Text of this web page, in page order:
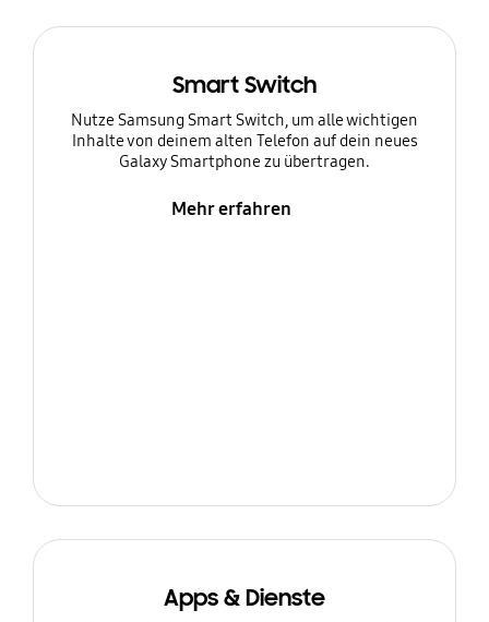
Smart Switch
Nutze Samsung Smart Switch, um alle wichtigen
Inhalte von deinem alten Telefon auf dein neues
Galaxy Smartphone zu übertragen.
Mehr erfahren
Apps & Dienste